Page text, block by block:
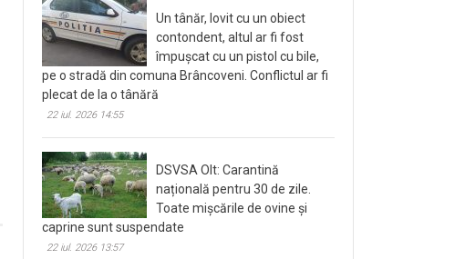
Un tânăr, lovit cu un obiect
contondent, altul ar fi fost
împușcat cu un pistol cu bile,
pe o stradă din comuna Brâncoveni. Conflictul ar fi
plecat de la o tânără
22 iul. 2026 14:55
DSVSA Olt: Carantină
națională pentru 30 de zile.
Toate mișcările de ovine și
caprine sunt suspendate
22 iul. 2026 13:57